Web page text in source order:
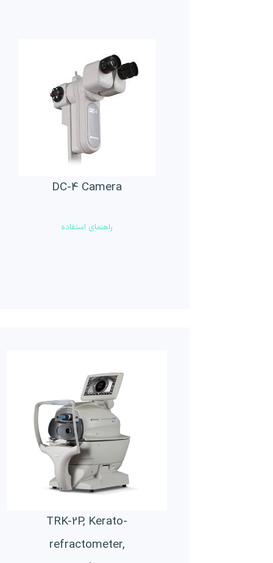
DC-4 Camera
راهنمای استفاده
TRK-2P, Kerato-
refractometer,